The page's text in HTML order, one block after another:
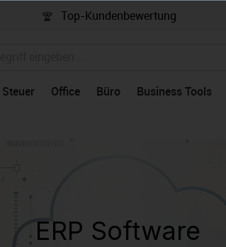
Top-Kundenbewertung
Steuer Office Büro Business Tools
ERP Software